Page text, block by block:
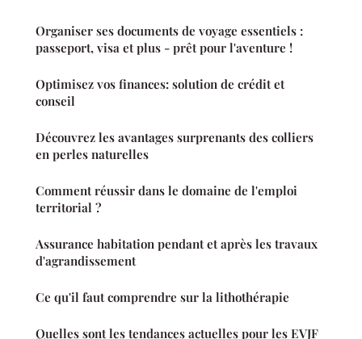
Organiser ses documents de voyage essentiels :
passeport, visa et plus - prêt pour l'aventure !
Optimisez vos finances: solution de crédit et
conseil
Découvrez les avantages surprenants des colliers
en perles naturelles
Comment réussir dans le domaine de l'emploi
territorial ?
Assurance habitation pendant et après les travaux
d'agrandissement
Ce qu'il faut comprendre sur la lithothérapie
Quelles sont les tendances actuelles pour les EVJF